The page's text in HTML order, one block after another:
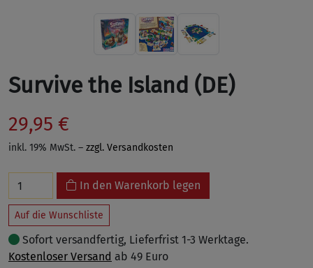
Survive the Island (DE)
29,95 €
inkl. 19% MwSt. – zzgl. Versandkosten
In den Warenkorb legen
Auf die Wunschliste
Sofort versandfertig, Lieferfrist 1-3 Werktage.
Kostenloser Versand ab 49 Euro